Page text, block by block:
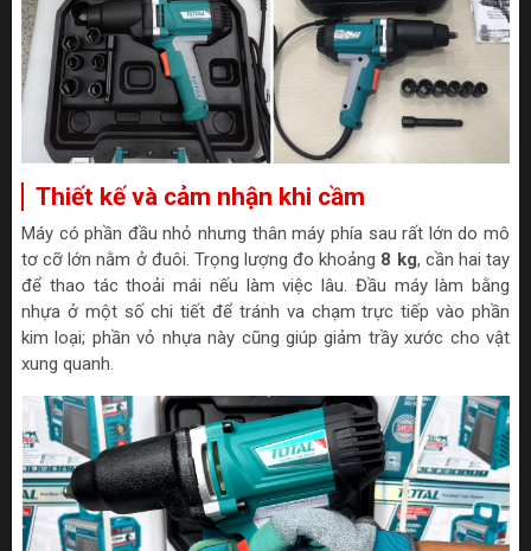
Thiết kế và cảm nhận khi cầm
Máy có phần đầu nhỏ nhưng thân máy phía sau rất lớn do mô
tơ cỡ lớn nằm ở đuôi. Trọng lượng đo khoảng 8 kg, cần hai tay
để thao tác thoải mái nếu làm việc lâu. Đầu máy làm bằng
nhựa ở một số chi tiết để tránh va chạm trực tiếp vào phần
kim loại; phần vỏ nhựa này cũng giúp giảm trầy xước cho vật
xung quanh.